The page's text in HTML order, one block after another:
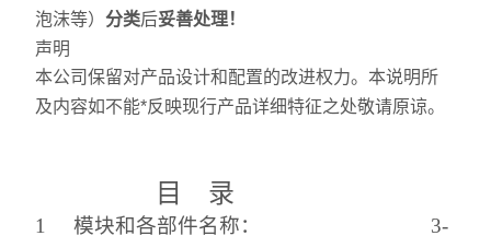
泡沫等）分类后妥善处理！
声明
本公司保留对产品设计和配置的改进权力。本说明所
及内容如不能*反映现行产品详细特征之处敬请原谅。
目 录
1 模块和各部件名称： 3-